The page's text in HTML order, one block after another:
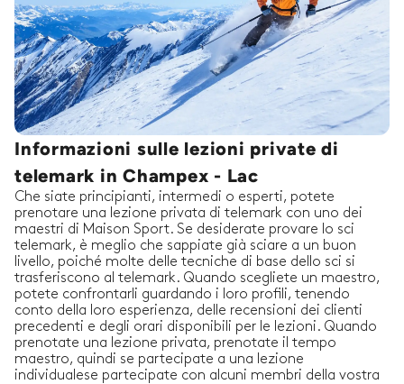
Informazioni sulle lezioni private di
telemark in Champex - Lac
Che siate principianti, intermedi o esperti, potete
prenotare una lezione privata di telemark con uno dei
maestri di Maison Sport. Se desiderate provare lo sci
telemark, è meglio che sappiate già sciare a un buon
livello, poiché molte delle tecniche di base dello sci si
trasferiscono al telemark. Quando scegliete un maestro,
potete confrontarli guardando i loro profili, tenendo
conto della loro esperienza, delle recensioni dei clienti
precedenti e degli orari disponibili per le lezioni. Quando
prenotate una lezione privata, prenotate il tempo
maestro, quindi se partecipate a una lezione
individualese partecipate con alcuni membri della vostra